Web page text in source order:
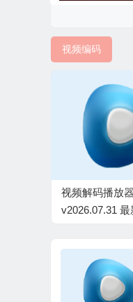
视频编码
视频解码播放
v2026.07.31 最